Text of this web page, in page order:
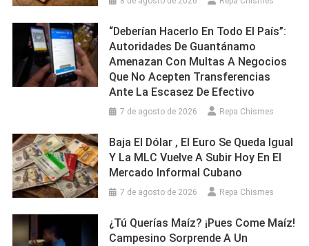
“Deberían Hacerlo En Todo El País”:
Autoridades De Guantánamo
Amenazan Con Multas A Negocios
Que No Acepten Transferencias
Ante La Escasez De Efectivo
7 de agosto de 2026 Repa Chismes
Baja El Dólar , El Euro Se Queda Igual
Y La MLC Vuelve A Subir Hoy En El
Mercado Informal Cubano
7 de agosto de 2026 Repa Chismes
¿Tú Querías Maíz? ¡Pues Come Maíz!
Campesino Sorprende A Un